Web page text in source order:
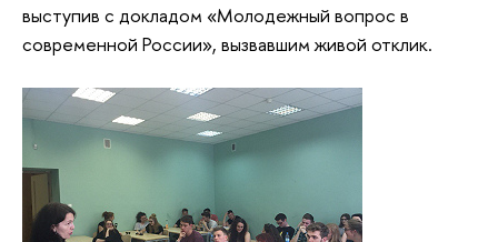
выступив с докладом «Молодежный вопрос в
современной России», вызвавшим живой отклик.